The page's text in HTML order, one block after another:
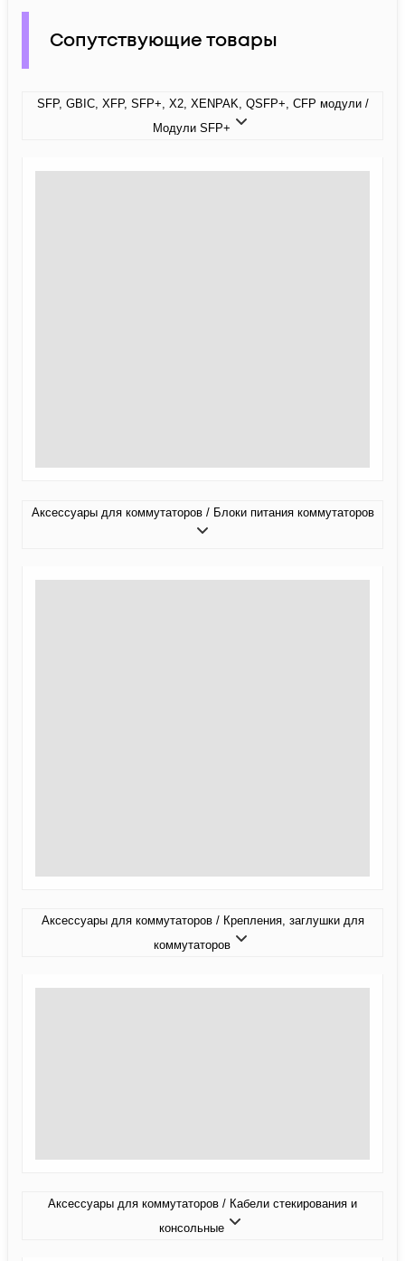
Сопутствующие товары
SFP, GBIC, XFP, SFP+, X2, XENPAK, QSFP+, CFP модули /
Модули SFP+
Аксессуары для коммутаторов / Блоки питания коммутаторов
Аксессуары для коммутаторов / Крепления, заглушки для
коммутаторов
Аксессуары для коммутаторов / Кабели стекирования и
консольные